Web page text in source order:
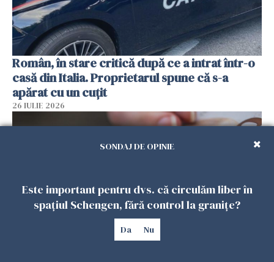
Român, în stare critică după ce a intrat într-o
casă din Italia. Proprietarul spune că s-a
apărat cu un cuțit
26 IULIE 2026
SONDAJ DE OPINIE
Este important pentru dvs. că circulăm liber în
spațiul Schengen, fără control la granițe?
Da Nu